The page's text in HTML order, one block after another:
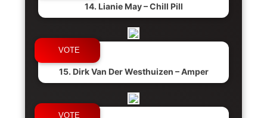
14. Lianie May – Chill Pill
15. Dirk Van Der Westhuizen – Amper